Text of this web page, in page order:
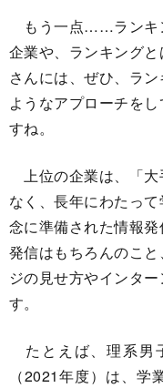
もう一点……ランキ
企業や、ランキング
さんには、ぜひ、ラ
ようなアプローチを
すね。
上位の企業は、「大
なく、長年にわたっ
念に準備された情報
発信はもちろんのこ
ジの見せ方やインタ
す。
たとえば、理系男
（2021年度）は、